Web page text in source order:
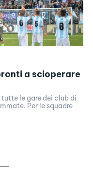
a scioperare
le gare dei club di
Per le squadre